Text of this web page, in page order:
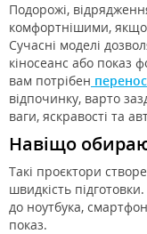
Подорожі,
комфортнішими,
Сучасні моделі
кіносеанс або показ
вам потрібен
відпочинку, варто
ваги, яскравості та
Навіщо
Такі проєктори
швидкість
до ноутбука,
показ.